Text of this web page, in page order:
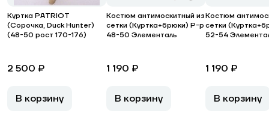
Куртка PATRIOT
(Сорочка, Duck Hunter)
(48-50 рост 170-176)
2 500 ₽
В корзину
Костюм антимоскитный из
сетки (Куртка+брюки) Р-р
48-50 Элементаль
1 190 ₽
В корзину
Костюм
сетки
52-54
1 190 ₽
В корзину